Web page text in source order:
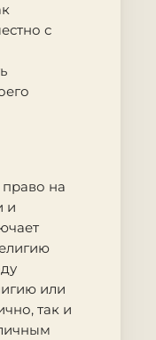
с
на
и
или
так и